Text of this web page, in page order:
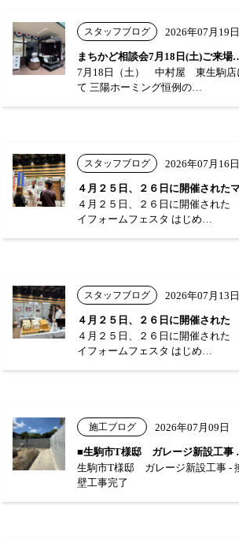
スタッフブログ 2026年07月19日
まちかど相談会7月
7月18日（土） 中村屋 東生駒店
て 三陽ホーミング恒例の…
スタッフブログ 2026年07月16日
４月２５日、２６日に開催された
イフォームフェスタ はじめ…
スタッフブログ 2026年07月13日
４月２５日、２６日に開催された
イフォームフェスタ はじめ…
施工ブログ 2026年07月09日
■生駒市T様邸 ガレージ新設工事
生駒市T様邸 ガレージ新設工事 -
壁工事完了